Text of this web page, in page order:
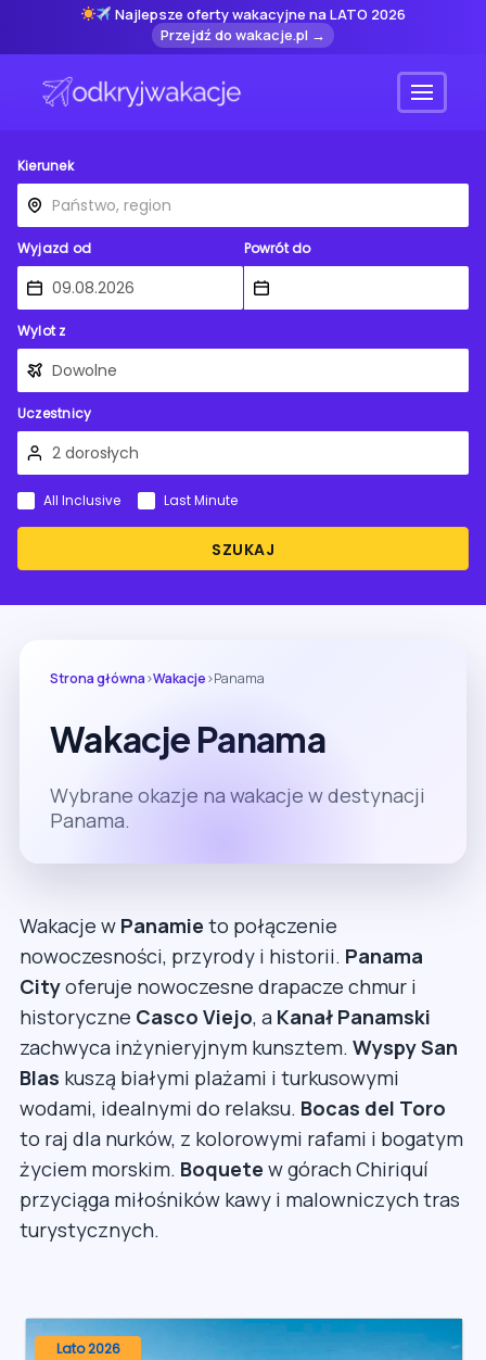
Najlepsze oferty wakacyjne na LATO 2026
Przejdź do wakacje.pl →
Menu
Kierunek
Wyjazd od Powrót do
Wylot z
Uczestnicy
SZUKAJ
All Inclusive Last Minute
Strona główna›Wakacje›Panama
Wakacje Panama
Wybrane okazje na wakacje w destynacji
Panama.
Wakacje w Panamie to połączenie
nowoczesności, przyrody i historii. Panama
Cityoferuje nowoczesne drapacze chmur i
historyczne Casco Viejo, a Kanał Panamski
zachwyca inżynieryjnym kunsztem. Wyspy San
Blas kuszą białymi plażami i turkusowymi
wodami, idealnymi do relaksu. Bocas del Toro
to raj dla nurków, z kolorowymi rafami i bogatym
życiem morskim. Boquete w górach Chiriquí
przyciąga miłośników kawy i malowniczych tras
turystycznych.
Lato 2026